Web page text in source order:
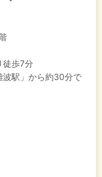
徒歩7分
駅」から約30分で